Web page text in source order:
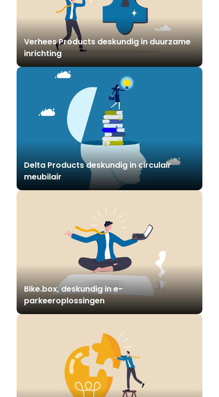
Verhees Products deskundig in duurzame
inrichting
Delta Products deskundig in circulair
meubilair
Bike.box, deskundig in e-
parkeeroplossingen